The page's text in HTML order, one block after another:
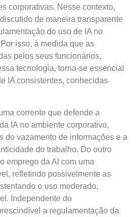
corporativas. Nesse contexto,
de maneira transparente
do uso de IA no
isso, à medida que as
pelos seus funcionários,
tecnologia, torna-se essencial
IA consistentes, conhecidas
corrente que defende a
IA no ambiente corporativo,
do vazamento de informações e a
do trabalho. Do outro
emprego da AI com uma
refletindo possivelmente as
o uso moderado,
Independente do
a regulamentação da